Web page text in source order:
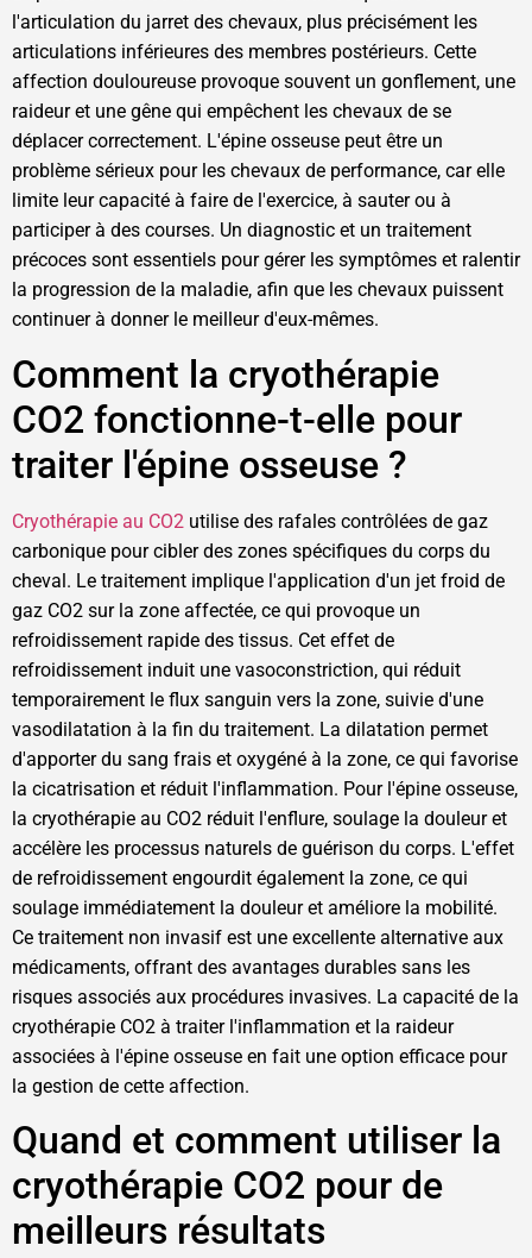
l'articulation du jarret des chevaux, plus précisément les
articulations inférieures des membres postérieurs. Cette
affection douloureuse provoque souvent un gonflement, une
raideur et une gêne qui empêchent les chevaux de se
déplacer correctement. L'épine osseuse peut être un
problème sérieux pour les chevaux de performance, car elle
limite leur capacité à faire de l'exercice, à sauter ou à
participer à des courses. Un diagnostic et un traitement
précoces sont essentiels pour gérer les symptômes et ralentir
la progression de la maladie, afin que les chevaux puissent
continuer à donner le meilleur d'eux-mêmes.
Comment la cryothérapie
CO2 fonctionne-t-elle pour
traiter l'épine osseuse ?
Cryothérapie au CO2 utilise des rafales contrôlées de gaz
carbonique pour cibler des zones spécifiques du corps du
cheval. Le traitement implique l'application d'un jet froid de
gaz CO2 sur la zone affectée, ce qui provoque un
refroidissement rapide des tissus. Cet effet de
refroidissement induit une vasoconstriction, qui réduit
temporairement le flux sanguin vers la zone, suivie d'une
vasodilatation à la fin du traitement. La dilatation permet
d'apporter du sang frais et oxygéné à la zone, ce qui favorise
la cicatrisation et réduit l'inflammation. Pour l'épine osseuse,
la cryothérapie au CO2 réduit l'enflure, soulage la douleur et
accélère les processus naturels de guérison du corps. L'effet
de refroidissement engourdit également la zone, ce qui
soulage immédiatement la douleur et améliore la mobilité.
Ce traitement non invasif est une excellente alternative aux
médicaments, offrant des avantages durables sans les
risques associés aux procédures invasives. La capacité de la
cryothérapie CO2 à traiter l'inflammation et la raideur
associées à l'épine osseuse en fait une option efficace pour
la gestion de cette affection.
Quand et comment utiliser la
cryothérapie CO2 pour de
meilleurs résultats